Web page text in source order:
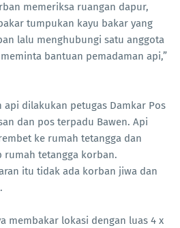
memeriksa ruangan dapur,
tumpukan kayu bakar yang
lalu menghubungi satu anggota
bantuan pemadaman api,”
api dilakukan petugas Damkar Pos
dan pos terpadu Bawen. Api
ke rumah tetangga dan
rumah tetangga korban.
itu tidak ada korban jiwa dan
membakar lokasi dengan luas 4 x